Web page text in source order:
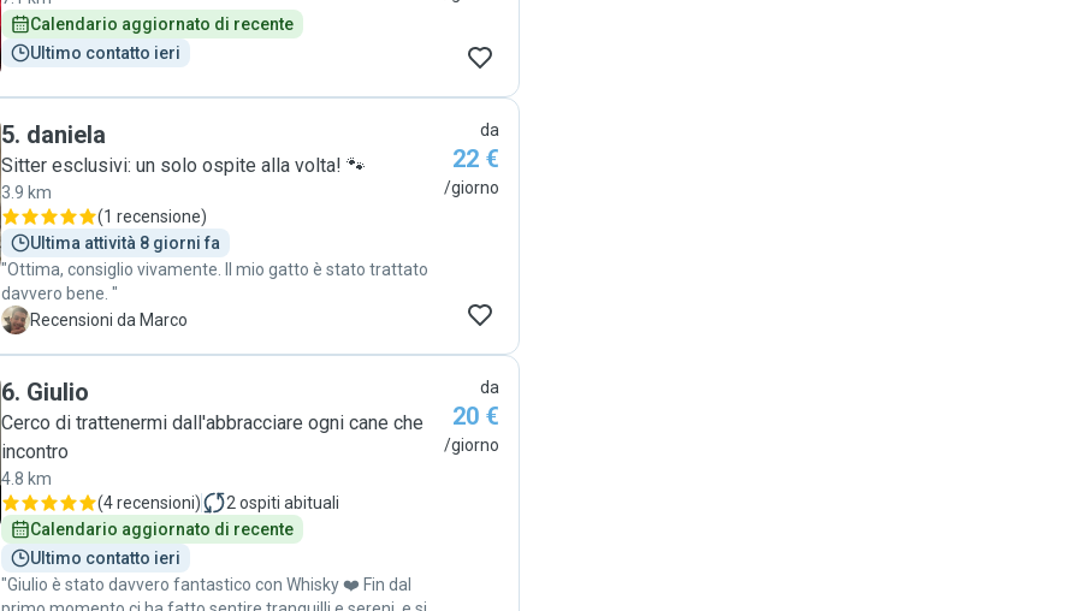
Calendario aggiornato di recente
Ultimo contatto ieri
5. daniela
Sitter esclusivi: un solo ospite alla volta! 🐾
3.9 km
(1 recensione)
Ultima attività 8 giorni fa
"Ottima, consiglio vivamente. Il mio gatto è stato trattato
davvero bene. "
M Recensioni da Marco
da
22 €
/giorno
6. Giulio
Cerco di trattenermi dall'abbracciare ogni cane che
incontro
4.8 km
(4 recensioni) 2 ospiti abituali
Calendario aggiornato di recente
Ultimo contatto ieri
"Giulio è stato davvero fantastico con Whisky ❤️ Fin dal
da
20 €
/giorno